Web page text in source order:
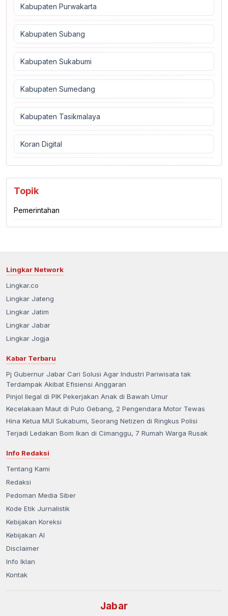
Kabupaten Purwakarta
Kabupaten Subang
Kabupaten Sukabumi
Kabupaten Sumedang
Kabupaten Tasikmalaya
Koran Digital
Topik
Pemerintahan
Lingkar Network
Lingkar.co
Lingkar Jateng
Lingkar Jatim
Lingkar Jabar
Lingkar Jogja
Kabar Terbaru
Pj Gubernur Jabar Cari Solusi Agar Industri Pariwisata tak
Terdampak Akibat Efisiensi Anggaran
Pinjol Ilegal di PIK Pekerjakan Anak di Bawah Umur
Kecelakaan Maut di Pulo Gebang, 2 Pengendara Motor Tewas
Hina Ketua MUI Sukabumi, Seorang Netizen di Ringkus Polisi
Terjadi Ledakan Bom Ikan di Cimanggu, 7 Rumah Warga Rusak
Info Redaksi
Tentang Kami
Redaksi
Pedoman Media Siber
Kode Etik Jurnalistik
Kebijakan Koreksi
Kebijakan AI
Disclaimer
Info Iklan
Kontak
Jabar